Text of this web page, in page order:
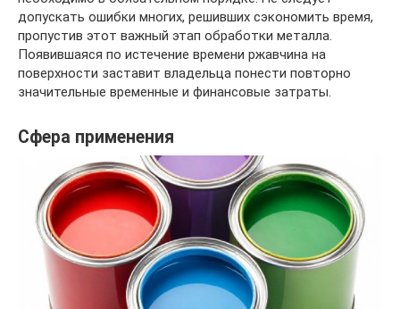
допускать ошибки многих, решивших сэкономить время,
пропустив этот важный этап обработки металла.
Появившаяся по истечение времени ржавчина на
поверхности заставит владельца понести повторно
значительные временные и финансовые затраты.
Сфера применения